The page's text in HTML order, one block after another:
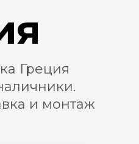
Греция
и монтаж